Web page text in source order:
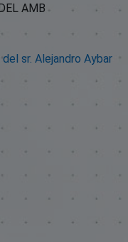
AMB
sr. Alejandro Aybar